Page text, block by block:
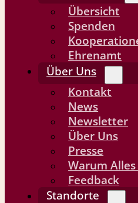
Übersicht
Spenden
Ehrenamt
Über Uns
Kontakt
News
Newsletter
Über Uns
Presse
Warum
Feedback
Standorte